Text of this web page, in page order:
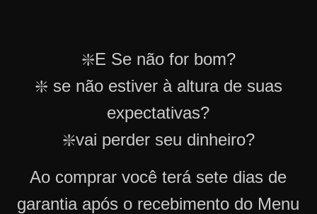
❇️E Se não for bom?
❇️ se não estiver à altura de suas
expectativas?
❇️vai perder seu dinheiro?
Ao comprar você terá sete dias de
garantia após o recebimento do Menu